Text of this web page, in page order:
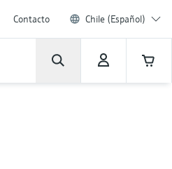
Contacto Chile (Español)